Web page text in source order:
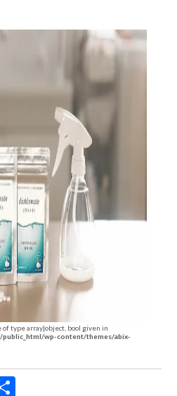
type array|object, bool given in
wp-content/themes/abix-